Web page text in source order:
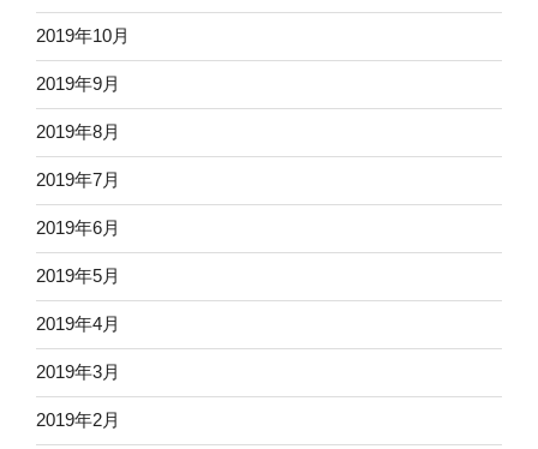
2019年10月
2019年9月
2019年8月
2019年7月
2019年6月
2019年5月
2019年4月
2019年3月
2019年2月